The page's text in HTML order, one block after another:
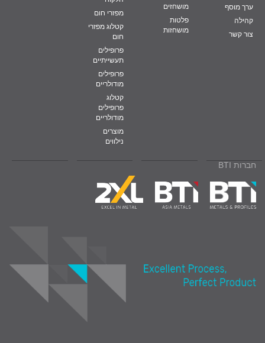
ערך מוסף
קהילה
צור קשר
מושחזים
פלטות
מושחזות
מפזרי חום
קטלוג מפזרי
חום
פרופילים
תעשייתיים
פרופילים
מודולריים
קטלוג
פרופילים
מודולריים
מוצרים
נילווים
חברות BTI